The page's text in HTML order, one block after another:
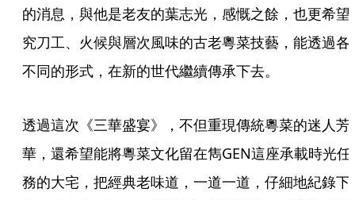
的消息，與他是老友的葉志光，感慨之餘，也更希望
究刀工、火候與層次風味的古老粵菜技藝，能透過各
不同的形式，在新的世代繼續傳承下去。
透過這次《三華盛宴》，不但重現傳統粵菜的迷人芳
華，還希望能將粵菜文化留在雋GEN這座承載時光任
務的大宅，把經典老味道，一道一道，仔細地紀錄下